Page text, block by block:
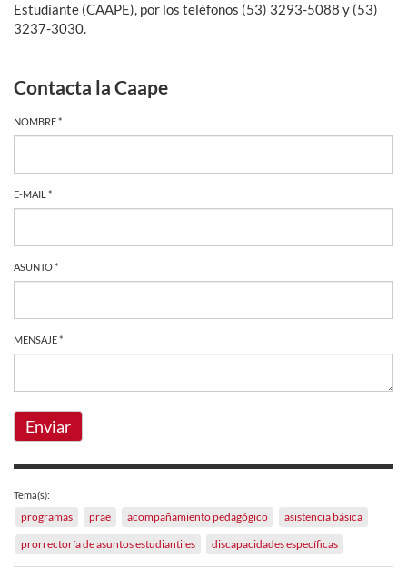
Estudiante (CAAPE), por los teléfonos (53) 3293-5088 y (53)
3237-3030.
Contacta la Caape
NOMBRE *
E-MAIL *
ASUNTO *
MENSAJE *
Enviar
Tema(s):
programas prae acompañamiento pedagógico
asistencia básica
prorrectoría de asuntos estudiantiles
discapacidades específicas